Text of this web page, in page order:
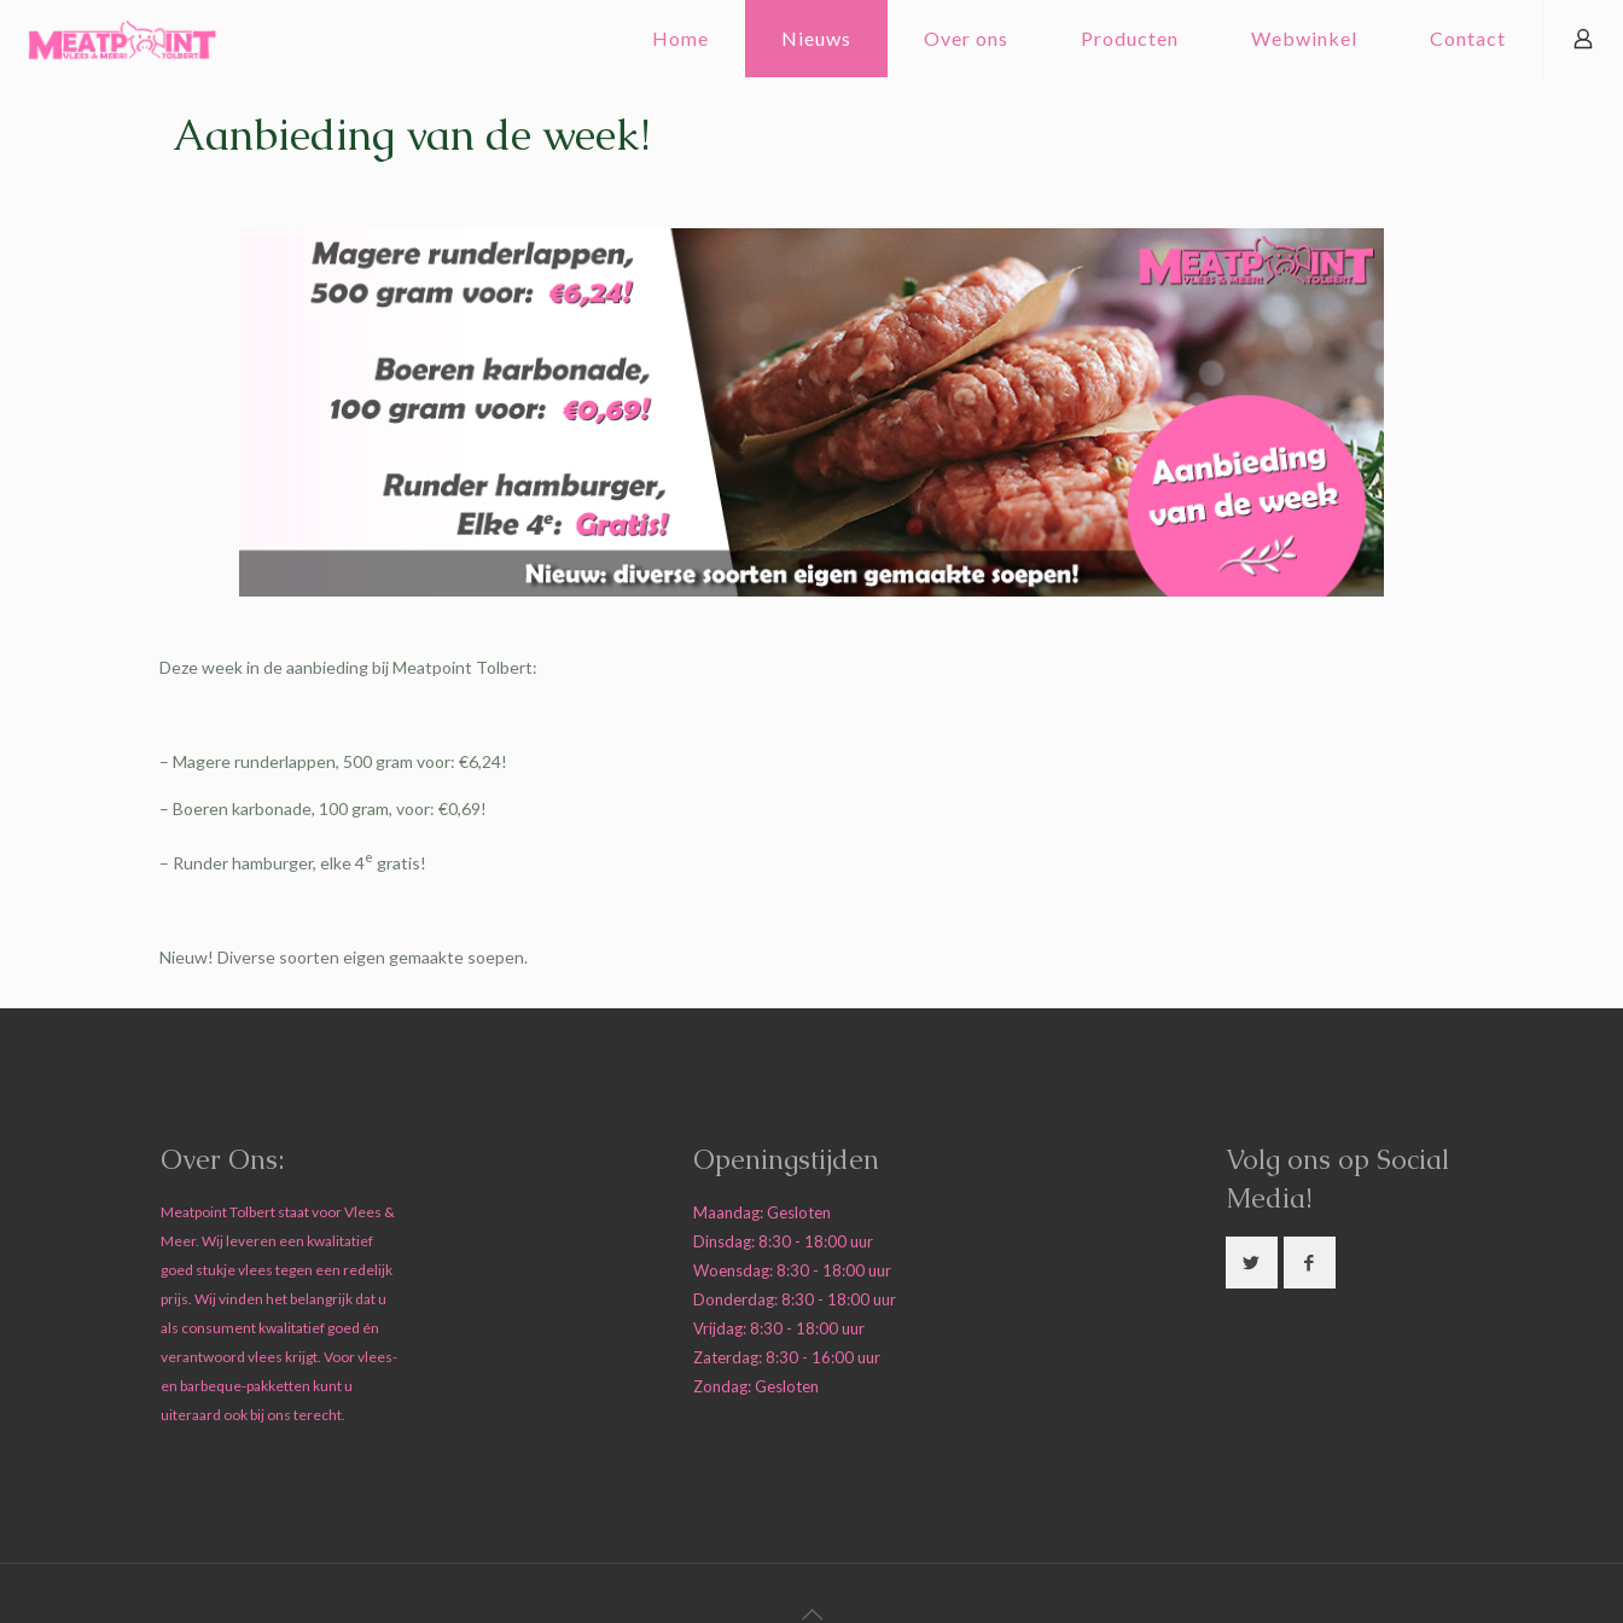
Home Nieuws Over ons Producten Webwinkel Contact
Aanbieding van de week!
Deze week in de aanbieding bij Meatpoint Tolbert:
– Magere runderlappen, 500 gram voor: €6,24!
– Boeren karbonade, 100 gram, voor: €0,69!
– Runder hamburger, elke 4e gratis!
Nieuw! Diverse soorten eigen gemaakte soepen.
Over Ons:
Meatpoint Tolbert staat voor Vlees &
Meer. Wij leveren een kwalitatief
goed stukje vlees tegen een redelijk
prijs. Wij vinden het belangrijk dat u
als consument kwalitatief goed én
verantwoord vlees krijgt. Voor vlees-
en barbeque-pakketten kunt u
uiteraard ook bij ons terecht.
Openingstijden
Maandag: Gesloten
Dinsdag: 8:30 - 18:00 uur
Woensdag: 8:30 - 18:00 uur
Donderdag: 8:30 - 18:00 uur
Vrijdag: 8:30 - 18:00 uur
Zaterdag: 8:30 - 16:00 uur
Zondag: Gesloten
Volg ons op Social
Media!